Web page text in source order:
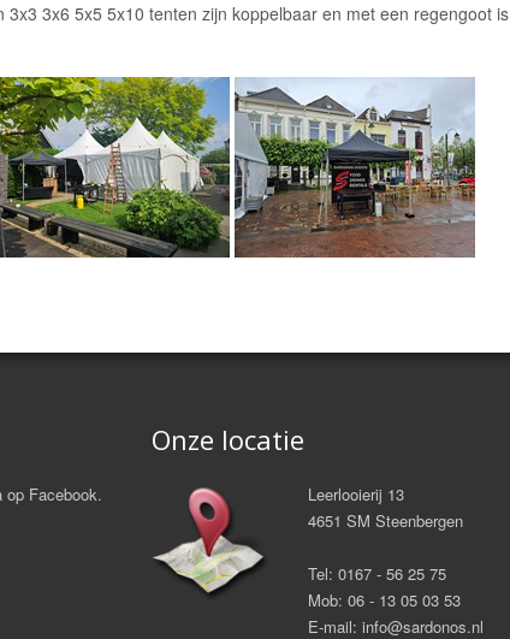
3x6 5x5 5x10 tenten zijn koppelbaar en met een regengoot is
op Facebook.
Onze locatie
Leerlooierij 13
4651 SM Steenbergen
Tel: 0167 - 56 25 75
Mob: 06 - 13 05 03 53
E-mail: info@sardonos.nl